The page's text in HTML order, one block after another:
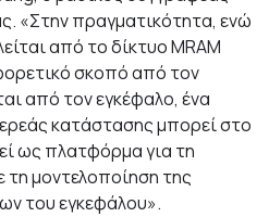
«Στην πραγματικότητα, ενώ
από το δίκτυο MRAM
σκοπό από τον
από τον εγκέφαλο, ένα
κατάστασης μπορεί στο
ως πλατφόρμα για τη
τη μοντελοποίηση της
του εγκεφάλου».